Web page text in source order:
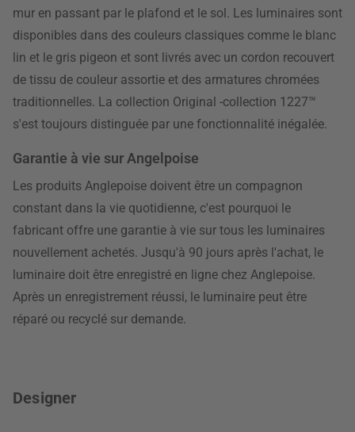
mur en passant par le plafond et le sol. Les luminaires sont
disponibles dans des couleurs classiques comme le blanc
lin et le gris pigeon et sont livrés avec un cordon recouvert
de tissu de couleur assortie et des armatures chromées
traditionnelles. La collection Original -collection 1227™
s'est toujours distinguée par une fonctionnalité inégalée.
Garantie à vie sur Angelpoise
Les produits Anglepoise doivent être un compagnon
constant dans la vie quotidienne, c'est pourquoi le
fabricant offre une garantie à vie sur tous les luminaires
nouvellement achetés. Jusqu'à 90 jours après l'achat, le
luminaire doit être enregistré en ligne chez Anglepoise.
Après un enregistrement réussi, le luminaire peut être
réparé ou recyclé sur demande.
Designer